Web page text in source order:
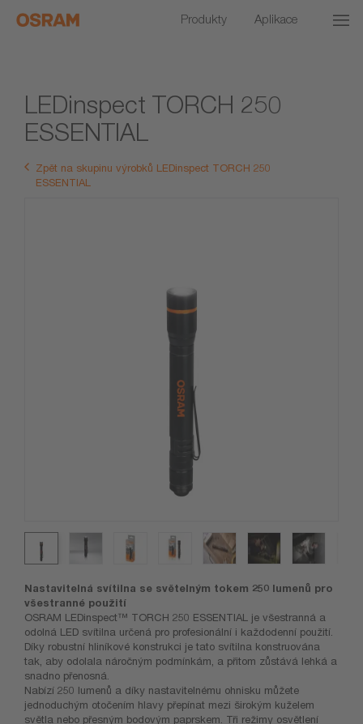
Produkty Aplikace
LEDinspect TORCH 250
ESSENTIAL
Zpět na skupinu výrobků LEDinspect TORCH 250
ESSENTIAL
Nastavitelná svítilna se světelným tokem 250 lumenů pro
všestranné použití
OSRAM LEDinspect™ TORCH 250 ESSENTIAL je všestranná a
odolná LED svítilna určená pro profesionální i každodenní použití.
Díky robustní hliníkové konstrukci je tato svítilna konstruována
tak, aby odolala náročným podmínkám, a přitom zůstává lehká a
snadno přenosná.
Nabízí 250 lumenů a díky nastavitelnému ohnisku můžete
jednoduchým otočením hlavy přepínat mezi širokým kuželem
světla nebo přesným bodovým paprskem. Tři režimy osvětlení